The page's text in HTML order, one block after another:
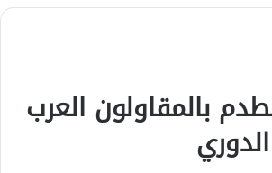
بالمقاولون العرب